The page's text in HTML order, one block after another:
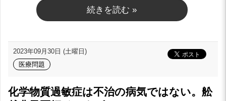
続きを読む »
2023年09月30日 (土曜日)
医療問題
化学物質過敏症は不治の病気ではない。舩